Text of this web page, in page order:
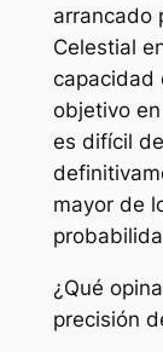
arrancado
Celestial
capacidad
objetivo
es difícil
mayor de
¿Qué
precisión